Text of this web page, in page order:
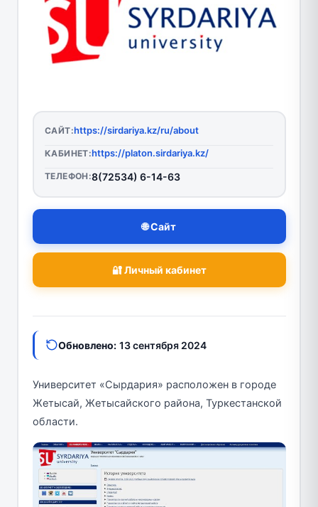
САЙТ:https://sirdariya.kz/ru/about
КАБИНЕТ:https://platon.sirdariya.kz/
ТЕЛЕФОН:8(72534) 6-14-63
🌐 Сайт
🔐 Личный кабинет
Обновлено: 13 сентября 2024
Университет «Сырдария» расположен в городе
Жетысай, Жетысайского района, Туркестанской
области.